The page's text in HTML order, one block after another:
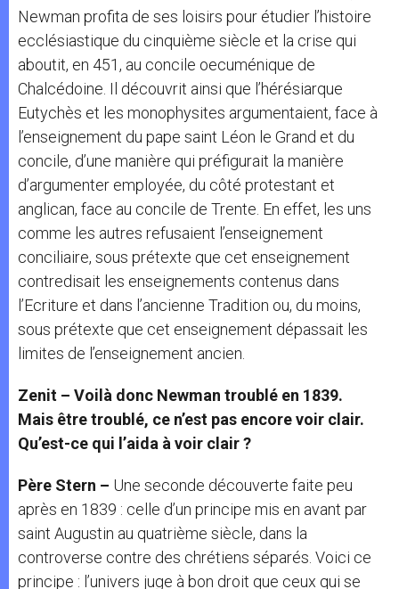
Newman profita de ses loisirs pour étudier l’histoire
ecclésiastique du cinquième siècle et la crise qui
aboutit, en 451, au concile oecuménique de
Chalcédoine. Il découvrit ainsi que l’hérésiarque
Eutychès et les monophysites argumentaient, face à
l’enseignement du pape saint Léon le Grand et du
concile, d’une manière qui préfigurait la manière
d’argumenter employée, du côté protestant et
anglican, face au concile de Trente. En effet, les uns
comme les autres refusaient l’enseignement
conciliaire, sous prétexte que cet enseignement
contredisait les enseignements contenus dans
l’Ecriture et dans l’ancienne Tradition ou, du moins,
sous prétexte que cet enseignement dépassait les
limites de l’enseignement ancien.
Zenit – Voilà donc Newman troublé en 1839.
Mais être troublé, ce n’est pas encore voir clair.
Qu’est-ce qui l’aida à voir clair ?
Père Stern – Une seconde découverte faite peu
après en 1839 : celle d’un principe mis en avant par
saint Augustin au quatrième siècle, dans la
controverse contre des chrétiens séparés. Voici ce
principe : l’univers juge à bon droit que ceux qui se